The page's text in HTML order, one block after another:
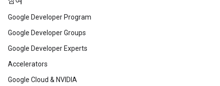
Google Developer Program
Google Developer Groups
Google Developer Experts
Accelerators
Google Cloud & NVIDIA